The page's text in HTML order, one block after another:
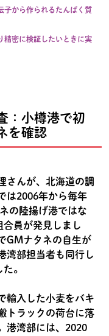
子から作られるたんぱく質
精密に検証したいときに実
：小樽港で初
を確認
さんが、北海道の調
は2006年から毎年
の陸揚げ港ではな
員が発見しまし
GMナタネの自生が
湾部担当者も同行し
。
輸入した小麦をバキ
トラックの荷台に落
港湾部には、2020